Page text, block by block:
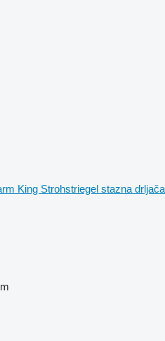
King Strohstriegel stazna drljača